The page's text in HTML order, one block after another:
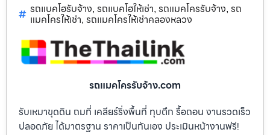
รถแบคโฮรับจ้าง, รถแบคโฮให้เช่า, รถแมคโครรับจ้าง, รถ
แมคโครให้เช่า, รถแมคโครให้เช่าคลองหลวง
รถแมคโครรับจ้าง.com
รับเหมาขุดดิน ถมที่ เคลียร์ริ่งพื้นที่ ทุบตึก รื้อถอน งานรวดเร็ว
ปลอดภัย ได้มาตรฐาน ราคาเป็นกันเอง ประเมินหน้างานฟรี!